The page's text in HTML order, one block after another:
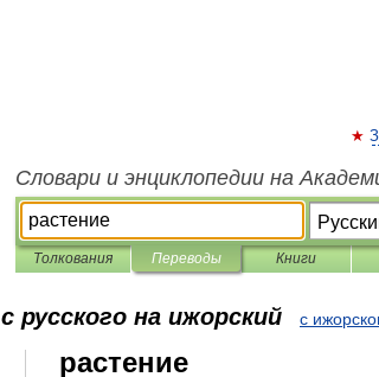
Словари и энциклопедии на
Толкования Переводы Книги
с русского на ижорский с
растение